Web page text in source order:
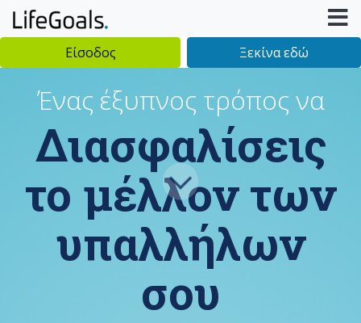
Είσοδος Ξεκίνα εδώ
Ένας έξυπνος τρόπος να
Διασφαλίσεις
το μέλλον των
υπαλλήλων
σου